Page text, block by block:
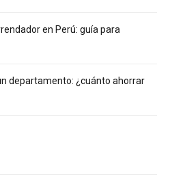
en Perú: guía para
departamento: ¿cuánto ahorrar